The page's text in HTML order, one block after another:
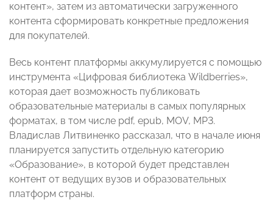
контент», затем из автоматически загруженного
контента сформировать конкретные предложения
для покупателей.
Весь контент платформы аккумулируется с помощью
инструмента «Цифровая библиотека Wildberries»,
которая дает возможность публиковать
образовательные материалы в самых популярных
форматах, в том числе pdf, epub, MOV, MP3.
Владислав Литвиненко рассказал, что в начале июня
планируется запустить отдельную категорию
«Образование», в которой будет представлен
контент от ведущих вузов и образовательных
платформ страны.